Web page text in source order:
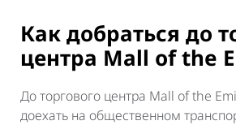
Как добраться до
центра Mall of the
До торгового центра Mall of the
доехать на общественном